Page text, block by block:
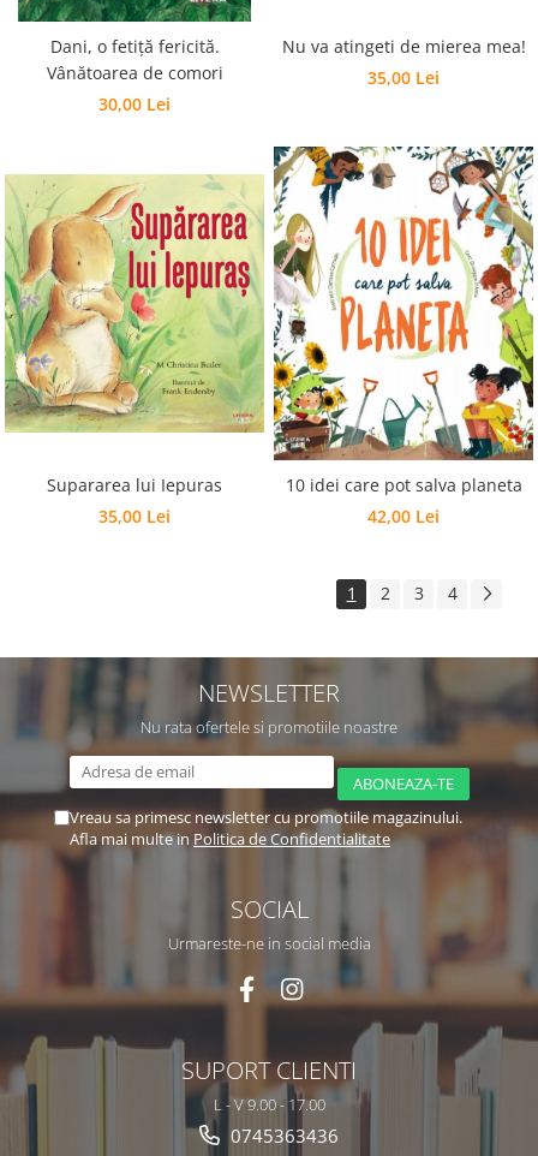
Dani, o fetiță fericită.
Vânătoarea de comori
30,00 Lei
Nu va atingeti de mierea mea!
35,00 Lei
Supararea lui Iepuras
35,00 Lei
10 idei care pot salva planeta
42,00 Lei
1 2 3 4
NEWSLETTER
Nu rata ofertele si promotiile noastre
Vreau sa primesc newsletter cu promotiile magazinului.
Afla mai multe in Politica de Confidentialitate
SOCIAL
Urmareste-ne in social media
SUPORT CLIENTI
L - V 9.00 - 17.00
0745363436